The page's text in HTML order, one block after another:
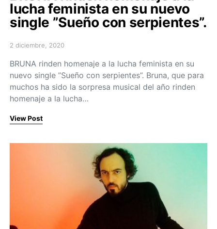
lucha feminista en su nuevo
single ”Sueño con serpientes”.
Posted on
2 diciembre, 2020
BRUNA rinden homenaje a la lucha feminista en su
nuevo single ”Sueño con serpientes”. Bruna, que para
muchos ha sido la sorpresa musical del año rinden
homenaje a la lucha…
View Post